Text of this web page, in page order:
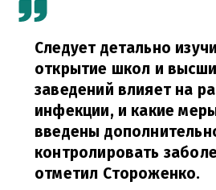
Следует детально
открытие школ и
заведений влияет на
инфекции, и какие
введены
контролировать
отметил Стороженко.